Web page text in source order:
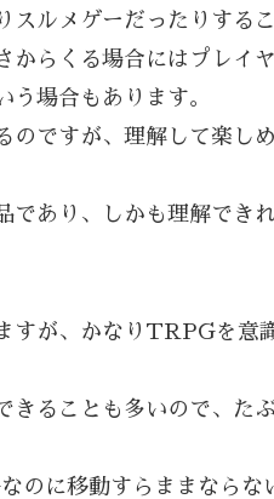
ルメゲーだったりする
らくる場合にはプレイ
場合もあります。
ですが、理解して楽し
であり、しかも理解でき
すが、かなりTRPGを意
きることも多いので、た
のに移動すらままならな